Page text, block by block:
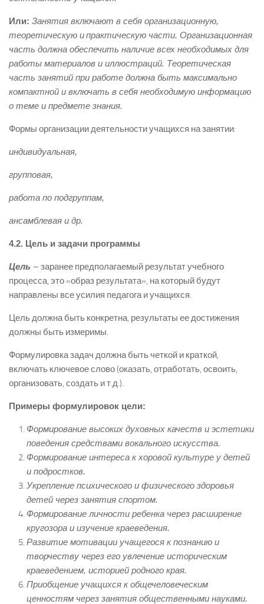
Или: Занятия включают в себя организационную,
теоретическую ипрактическую части. Организационная
часть должна обеспечить наличие всех необходимых для
работы материалов и иллюстраций. Теоретическая
часть занятий при работе должна быть максимально
компактной и включать в себя необходимую информацию
о теме и предмете знания.
Формы организации деятельности учащихся на занятии:
индивидуальная,
групповая,
работа по подгруппам,
ансамблевая и др.
4.2. Цель и задачи программы
Цель – заранее предполагаемый результат учебного
процесса, это «образ результата», на который будут
направлены все усилия педагога и учащихся.
Цель должна быть конкретна, результаты ее достижения
должны быть измеримы.
Формулировка задач должна быть четкой и краткой,
включать ключевое слово (оказать, отработать, освоить,
организовать, создать и т.д.).
Примеры формулировок цели:
Формирование высоких духовных качеств и эстетики
поведения средствами вокального искусства.
Формирование интереса к хоровой культуре у детей
и подростков.
Укрепление психического и физического здоровья
детей через занятия спортом.
Формирование личности ребенка через расширение
кругозора и изучение краеведения.
Развитие мотивации учащегося к познанию и
творчеству через его увлечение историческим
краеведением, историей родного края.
Приобщение учащихся к общечеловеческим
ценностям через занятия общественными науками.